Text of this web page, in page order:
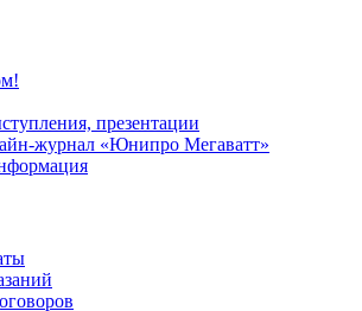
презентации
журнал «Юнипро Мегаватт»